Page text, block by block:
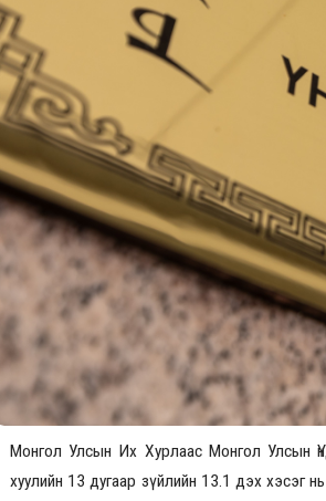
Монгол Улсын Их Хурлаас Монгол Улсын
хуулийн 13 дугаар зүйлийн 13.1 дэх хэсэг